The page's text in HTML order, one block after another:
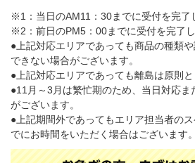
※1：当日のAM11：30までに受付を完了
※2：前日のPM5：00までに受付を完了し
●上記対応エリアであっても商品の種類
できない場合がございます。
●上記対応エリアであっても離島は原則と
●11月～3月は繁忙期のため、当日対応
がございます。
●上記期間外であってもエリア担当者の
でにお時間をいただく場合はございます。